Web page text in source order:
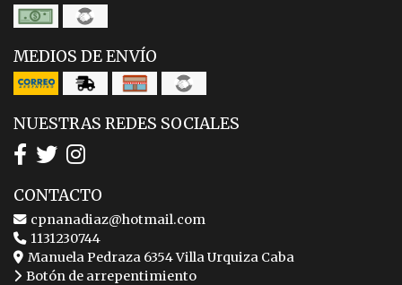
MEDIOS DE ENVÍO
NUESTRAS REDES SOCIALES
CONTACTO
cpnanadiaz@hotmail.com
1131230744
Manuela Pedraza 6354 Villa Urquiza Caba
Botón de arrepentimiento